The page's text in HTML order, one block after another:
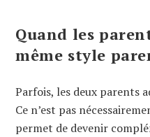
Quand les
même style
Parfois, les deux parents
Ce n’est pas
permet de devenir